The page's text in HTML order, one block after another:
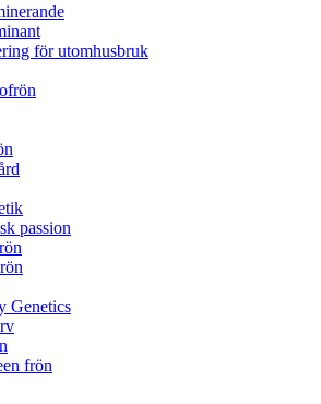
för utomhusbruk
passion
Genetics
frön